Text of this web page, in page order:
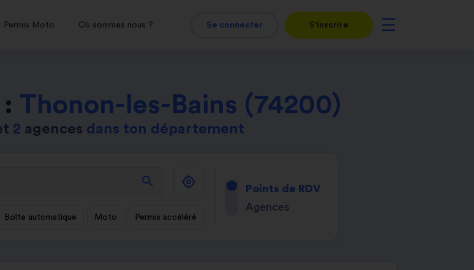
Permis Moto Où sommes nous ? Se connecter S'inscrire
Thonon-les-Bains (74200)
2 agences dans ton département
search
Boîte automatique Moto Permis accéléré
Points de RDV
Agences